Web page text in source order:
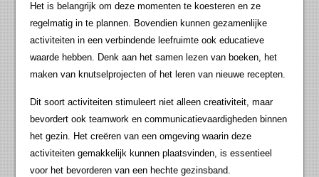
Het is belangrijk om deze momenten te koesteren en ze
regelmatig in te plannen. Bovendien kunnen gezamenlijke
activiteiten in een verbindende leefruimte ook educatieve
waarde hebben. Denk aan het samen lezen van boeken, het
maken van knutselprojecten of het leren van nieuwe recepten.
Dit soort activiteiten stimuleert niet alleen creativiteit, maar
bevordert ook teamwork en communicatievaardigheden binnen
het gezin. Het creëren van een omgeving waarin deze
activiteiten gemakkelijk kunnen plaatsvinden, is essentieel
voor het bevorderen van een hechte gezinsband.